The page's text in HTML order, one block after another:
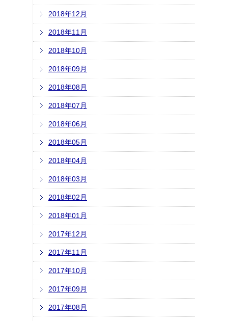
2018年12月
2018年11月
2018年10月
2018年09月
2018年08月
2018年07月
2018年06月
2018年05月
2018年04月
2018年03月
2018年02月
2018年01月
2017年12月
2017年11月
2017年10月
2017年09月
2017年08月